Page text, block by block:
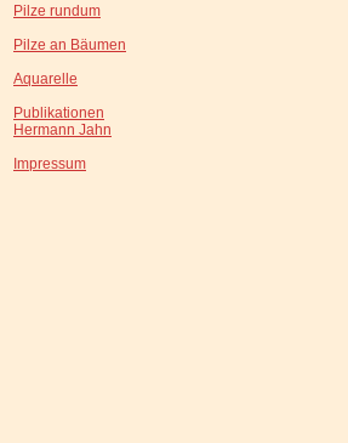
Pilze rundum
Pilze an Bäumen
Aquarelle
Publikationen
Hermann Jahn
Impressum